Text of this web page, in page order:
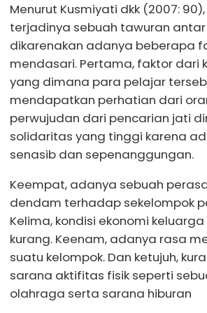
Menurut Kusmiyati dkk (2007:
terjadinya sebuah tawuran
dikarenakan adanya beberapa
mendasari. Pertama, faktor dari
yang dimana para pelajar
mendapatkan perhatian dari
perwujudan dari pencarian jati
solidaritas yang tinggi karena
senasib dan sepenanggungan.
Keempat, adanya sebuah
dendam terhadap sekelompok
Kelima, kondisi ekonomi
kurang. Keenam, adanya rasa
suatu kelompok. Dan ketujuh,
sarana aktifitas fisik seperti
olahraga serta sarana hiburan